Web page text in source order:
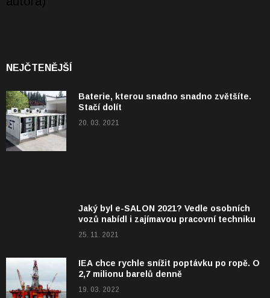
NEJČTENĚJŠÍ
Baterie, kterou snadno snadno zvětšíte.
Stačí dolít
20. 03. 2021
Jaký byl e-SALON 2021? Vedle osobních
vozů nabídl i zajímavou pracovní techniku
25. 11. 2021
IEA chce rychle snížit poptávku po ropě. O
2,7 milionu barelů denně
19. 03. 2022